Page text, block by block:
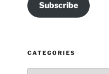
Subscribe
CATEGORIES